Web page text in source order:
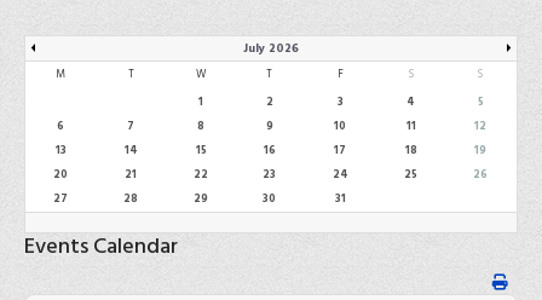
July 2026
M T W T F S
S
1
2 3 4
5
6
7 8 9 10 11
12
13
14 15 16 17 18
19
20
21 22 23 24 25
26
27
28 29 30 31
Events Calendar